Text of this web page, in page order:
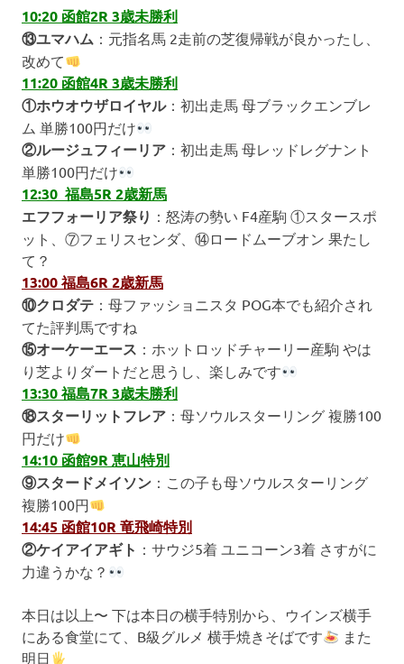
10:20 函館2R 3歳未勝利
⑬ユマハム ：元指名馬 2走前の芝復帰戦が良かったし、
改めて
11:20 函館4R 3歳未勝利
①ホウオウザロイヤル：初出走馬 母ブラックエンブレ
ム 単勝100円だけ
②ルージュフィーリア ：初出走馬 母レッドレグナント
単勝100円だけ
12:30 福島5R 2歳新馬
エフフォーリア祭り ：怒涛の勢い F4産駒 ①スタースポ
ット、⑦フェリスセンダ、⑭ロードムーブオン 果たし
て？
13:00 福島6R 2歳新馬
⑩クロダテ ：母ファッショニスタ POG本でも紹介され
てた評判馬ですね
⑮オーケーエース ：ホットロッドチャーリー産駒 やは
り芝よりダートだと思うし、楽しみです
13:30 福島7R 3歳未勝利
⑱スターリットフレア ：母ソウルスターリング 複勝100
円だけ
14:10 函館9R 恵山特別
⑨スタードメイソン ：この子も母ソウルスターリング
複勝100円
14:45 函館10R 竜飛崎特別
②ケイアイアギト ：サウジ5着 ユニコーン3着 さすがに
力違うかな？
本日は以上〜 下は本日の横手特別から、ウインズ横手
にある食堂にて、B級グルメ 横手焼きそばです
また
明日